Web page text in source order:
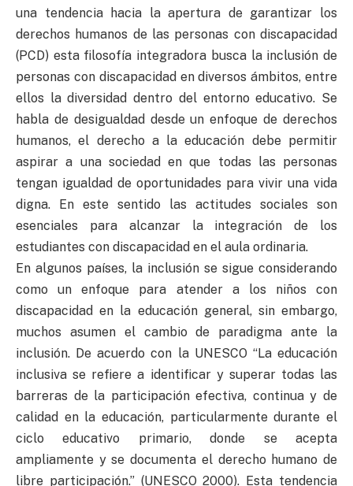
una tendencia hacia la apertura de garantizar los
derechos humanos de las personas con discapacidad
(PCD) esta filosofía integradora busca la inclusión de
personas con discapacidad en diversos ámbitos, entre
ellos la diversidad dentro del entorno educativo. Se
habla de desigualdad desde un enfoque de derechos
humanos, el derecho a la educación debe permitir
aspirar a una sociedad en que todas las personas
tengan igualdad de oportunidades para vivir una vida
digna. En este sentido las actitudes sociales son
esenciales para alcanzar la integración de los
estudiantes con discapacidad en el aula ordinaria.
En algunos países, la inclusión se sigue considerando
como un enfoque para atender a los niños con
discapacidad en la educación general, sin embargo,
muchos asumen el cambio de paradigma ante la
inclusión. De acuerdo con la UNESCO “La educación
inclusiva se refiere a identificar y superar todas las
barreras de la participación efectiva, continua y de
calidad en la educación, particularmente durante el
ciclo educativo primario, donde se acepta
ampliamente y se documenta el derecho humano de
libre participación.” (UNESCO 2000). Esta tendencia